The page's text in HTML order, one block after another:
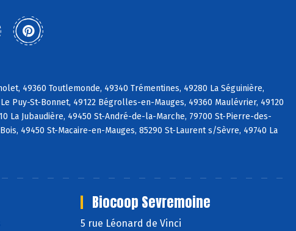
49360 Toutlemonde, 49340 Trémentines, 49280 La Séguinière,
Puy-St-Bonnet, 49122 Bégrolles-en-Mauges, 49360 Maulévrier, 49120
La Jubaudière, 49450 St-André-de-la-Marche, 79700 St-Pierre-des-
49450 St-Macaire-en-Mauges, 85290 St-Laurent s/Sèvre, 49740 La
Biocoop Sevremoine
5 rue Léonard de Vinci